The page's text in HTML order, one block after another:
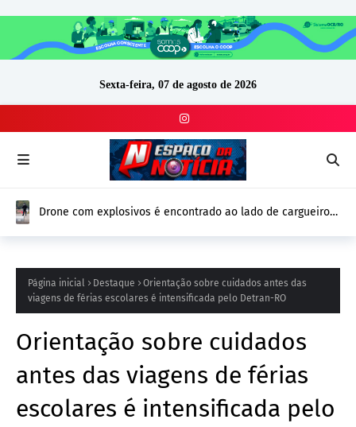
Sexta-feira, 07 de agosto de 2026
Drone com explosivos é encontrado ao lado de cargueiro
Europa
Página inicial Destaque
Orientação sobre cuidados antes das
viagens de férias escolares é intensificada pelo Detran-RO
Orientação sobre cuidados
antes das viagens de férias
escolares é intensificada pelo